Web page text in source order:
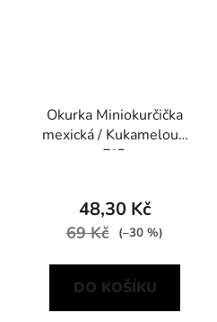
Okurka Miniokurčička
mexická / Kukameloun
BIO
48,30 Kč
69 Kč (–30 %)
DO KOŠÍKU